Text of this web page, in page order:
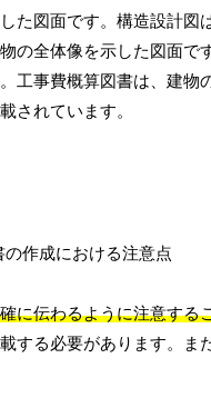
た図面です。構造設計
の全体像を示した図面
工事費概算図書は、建
されています。
に伝わるように注意する
する必要があります。